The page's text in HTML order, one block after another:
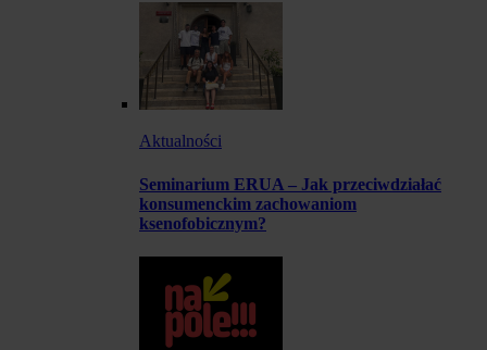
Aktualności
Seminarium ERUA – Jak przeciwdziałać
konsumenckim zachowaniom
ksenofobicznym?